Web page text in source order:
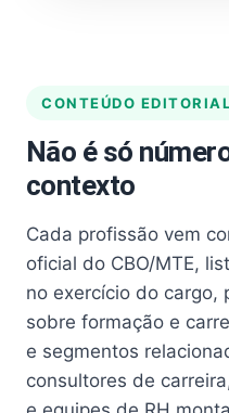
CONTEÚDO EDITORIAL
Não é só
contexto
Cada profissão vem
oficial do CBO/MTE,
no exercício do cargo,
sobre formação e
e segmentos
consultores de